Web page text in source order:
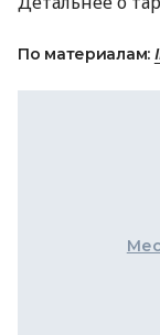
По материалам: